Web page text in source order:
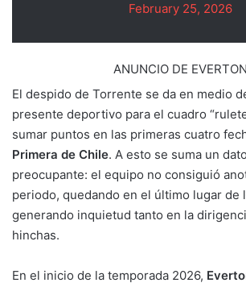
February 25, 2026
ANUNCIO DE EVERTON
El despido de Torrente se da en medio
presente deportivo para el cuadro
sumar puntos en las primeras cuatro
Primera de Chile. A esto se suma un
preocupante: el equipo no consiguió
periodo, quedando en el último lugar de
generando inquietud tanto en la
hinchas.
En el inicio de la temporada 2026,